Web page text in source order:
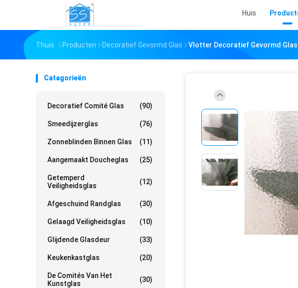
Huis
Thuis Producten Decoratief Gevormd Glas Vlotter Decoratief Gevormd Glas
Catagorieën
Decoratief Comité Glas (90)
Smeedijzerglas (76)
Zonneblinden Binnen Glas (11)
Aangemaakt Doucheglas (25)
Getemperd
Veiligheidsglas
(12)
Afgeschuind Randglas (30)
Gelaagd Veiligheidsglas (10)
Glijdende Glasdeur (33)
Keukenkastglas (20)
De Comités Van Het
Kunstglas
(30)